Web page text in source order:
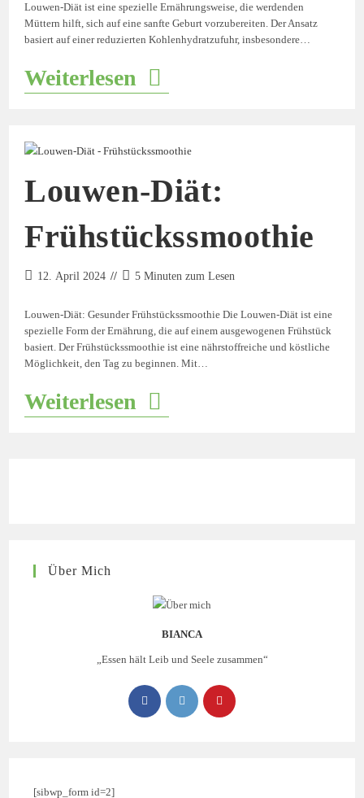
Louwen-Diät ist eine spezielle Ernährungsweise, die werdenden
Müttern hilft, sich auf eine sanfte Geburt vorzubereiten. Der Ansatz
basiert auf einer reduzierten Kohlenhydratzufuhr, insbesondere…
Weiterlesen
Louwen-Diät:
Frühstückssmoothie
12. April 2024 5 Minuten zum Lesen
Louwen-Diät: Gesunder Frühstückssmoothie Die Louwen-Diät ist eine
spezielle Form der Ernährung, die auf einem ausgewogenen Frühstück
basiert. Der Frühstückssmoothie ist eine nährstoffreiche und köstliche
Möglichkeit, den Tag zu beginnen. Mit…
Weiterlesen
Über Mich
BIANCA
„Essen hält Leib und Seele zusammen“
[sibwp_form id=2]